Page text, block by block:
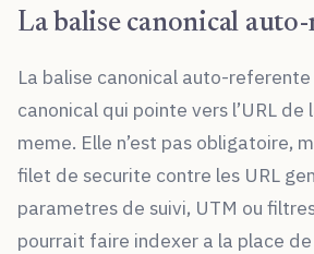
La balise canonical
La balise canonical auto-
canonical qui pointe vers l’URL de
meme. Elle n’est pas obligatoire,
filet de securite contre les URL
parametres de suivi, UTM ou
pourrait faire indexer a la place